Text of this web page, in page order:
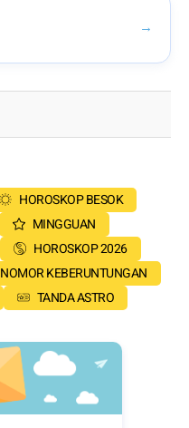
→
HOROSKOP BESOK
MINGGUAN
HOROSKOP 2026
NOMOR KEBERUNTUNGAN
TANDA ASTRO